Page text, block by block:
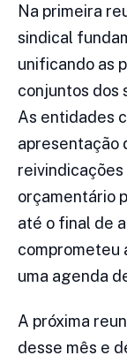
Na primeira
sindical
unificando as
conjuntos dos
As entidades
apresentação
orçamentário
até o final de
comprometeu
uma agenda
A próxima
desse mês e